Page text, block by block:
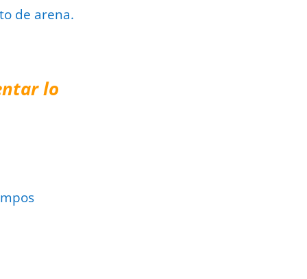
de arena.
lo